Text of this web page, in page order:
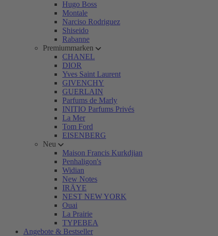
Hugo Boss
Montale
Narciso Rodriguez
Shiseido
Rabanne
Premiummarken
CHANEL
DIOR
Yves Saint Laurent
GIVENCHY
GUERLAIN
Parfums de Marly
INITIO Parfums Privés
La Mer
Tom Ford
EISENBERG
Neu
Maison Francis Kurkdjian
Penhaligon's
Widian
New Notes
IRÄYE
NEST NEW YORK
Ouai
La Prairie
TYPEBEA
Angebote & Bestseller